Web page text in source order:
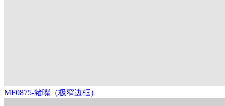
MF0875-猪嘴（极窄边框）